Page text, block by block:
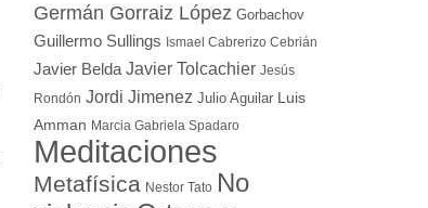
Germán Gorraiz López Gorbachov
Guillermo Sullings Ismael Cabrerizo Cebrián
Javier Belda Javier Tolcachier Jesús
Rondón Jordi Jimenez Julio Aguilar Luis
Amman Marcia Gabriela Spadaro
Meditaciones
Metafísica Nestor Tato No